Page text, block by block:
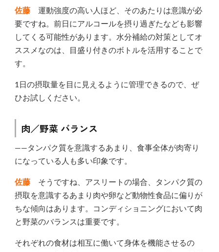
佐藤 運動強度の高い人ほど、そのあたりは意識が必
要ですね。前日にアルコールを摂り過ぎたなども影響
してくる可能性があります。水分補給の対策としてオ
ススメなのは、目盛り付きのボトルを活用することで
す。
1日の摂取量を目に見えるように管理できるので、ぜ
ひお試しください。
肉／野菜 バランス
――タンパク質を意識するあまり、食事全体が肉寄り
になっている人も多い印象です。
佐藤 そうですね、アスリートの場合、タンパク質の
摂取を意識するあまり肉や卵など動物性食品に偏りが
ちな傾向はあります。コンディショニングにおいて肉
と野菜のバランスは重要です。
それぞれの食材は相互に働いて身体を機能させるの